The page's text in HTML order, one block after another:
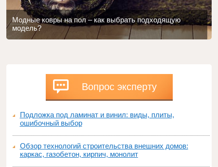
Модные ковры на пол – как выбрать подходящую
модель?
Вопрос эксперту
Подложка под ламинат и винил: виды, плиты,
ошибочный выбор
Обзор технологий строительства внешних домов:
каркас, газобетон, кирпич, монолит